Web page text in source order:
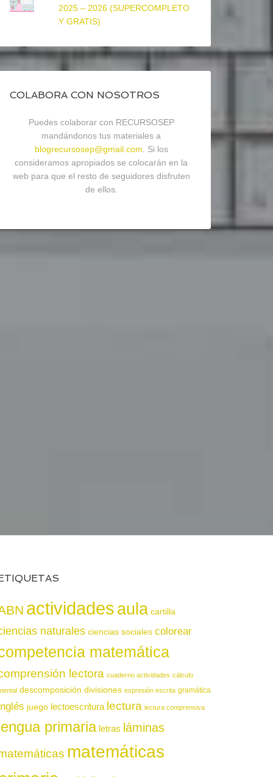
2025 – 2026 (SUPERCOMPLETO
Y GRATIS)
COLABORA CON NOSOTROS
Puedes colaborar con RECURSOSEP
mandándonos tus materiales a
blogrecursosep@gmail.com . Si los
consideramos apropiados se colocarán en la
web para que el resto de seguidores disfruten
de ellos.
actividadesaula cartilla
naturales ciencias sociales colorear
matemática
lectora cuaderno actividades cálculo
descomposición divisiones expresión escrita gramática
juego lectoescritura lectura lectura comprensiva
primaria letras láminas
matemáticas